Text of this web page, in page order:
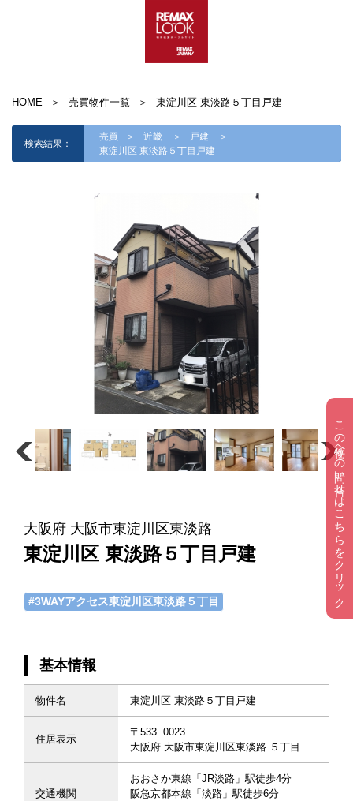
HOME 売買物件一覧 東淀川区 東淡路５丁目戸建
検索結果：
売買 近畿
戸建
東淀川区 東淡路５丁目戸建
大阪府 大阪市東淀川区東淡路
東淀川区 東淡路５丁目戸建
#3WAYアクセス東淀川区東淡路５丁目
基本情報
物件名 東淀川区 東淡路５丁目戸建
住居表示
〒533−0023
大阪府 大阪市東淀川区東淡路 ５丁目
交通機関
おおさか東線「JR淡路」駅徒歩4分
阪急京都本線「淡路」駅徒歩6分
この物件への問い合せはこちらをクリック